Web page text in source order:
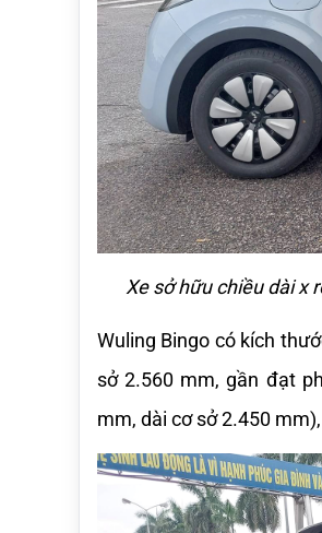
Xe sở hữu chiều dài x
Wuling Bingo có kích
sở 2.560 mm, gần đạt
mm, dài cơ sở 2.450